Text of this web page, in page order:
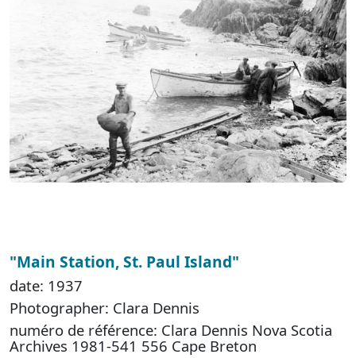
"Main Station, St. Paul Island"
date: 1937
Photographer: Clara Dennis
numéro de référence: Clara Dennis Nova Scotia
Archives 1981-541 556 Cape Breton